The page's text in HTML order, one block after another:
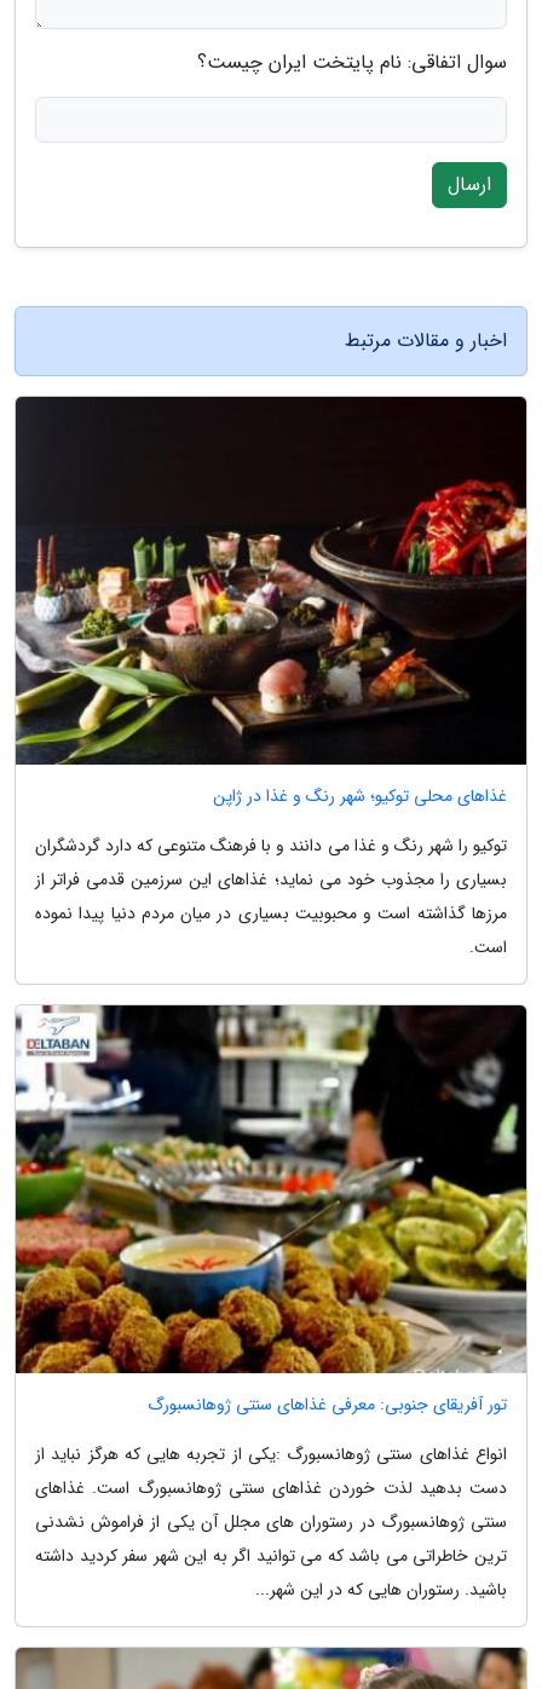
سوال اتفاقی: نام پایتخت ایران چیست؟
ارسال
اخبار و مقالات مرتبط
غذاهای محلی توکیو؛ شهر رنگ و غذا در ژاپن
توکیو را شهر رنگ و غذا می دانند و با فرهنگ متنوعی که دارد گردشگران
بسیاری را مجذوب خود می نماید؛ غذاهای این سرزمین قدمی فراتر از
مرزها گذاشته است و محبوبیت بسیاری در میان مردم دنیا پیدا نموده
است.
تور آفریقای جنوبی: معرفی غذاهای سنتی ژوهانسبورگ
انواع غذاهای سنتی ژوهانسبورگ :یکی از تجربه هایی که هرگز نباید از
دست بدهید لذت خوردن غذاهای سنتی ژوهانسبورگ است. غذاهای
سنتی ژوهانسبورگ در رستوران های مجلل آن یکی از فراموش نشدنی
ترین خاطراتی می باشد که می توانید اگر به این شهر سفر کردید داشته
باشید. رستوران هایی که در این شهر...